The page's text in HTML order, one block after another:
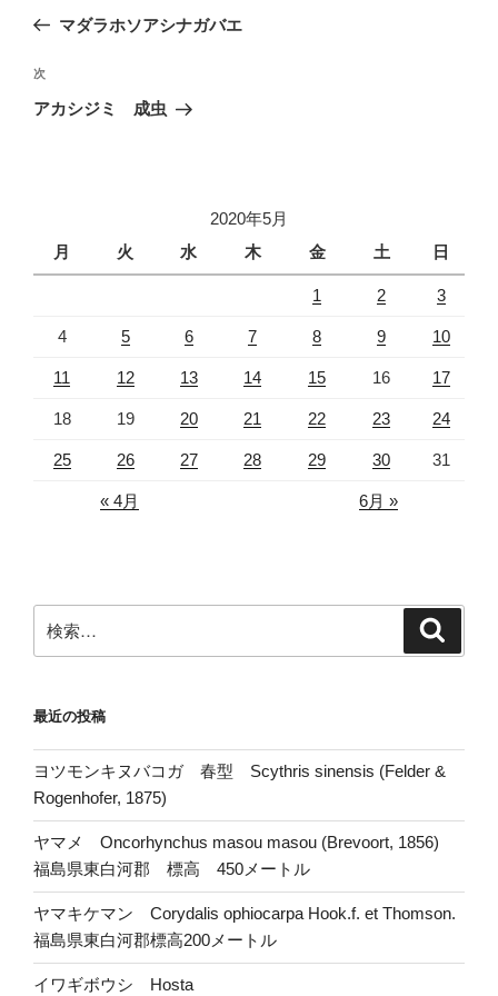
ビ
ゲ
の
稿
マダラホソアシナガバエ
次
の
次
アカシジミ 成虫
2020年5月
月
火 水 木 金 土 日
1 2 3
4 5 6 7 8 9 10
11 12 13 14 15 16 17
18 19 20 21 22 23 24
25 26 27 28 29 30 31
« 4月 6月 »
索:
最近の投稿
ヨツモンキヌバコガ 春型 Scythris sinensis (Felder &
Rogenhofer, 1875)
ヤマメ Oncorhynchus masou masou (Brevoort, 1856)
福島県東白河郡 標高 450メートル
ヤマキケマン Corydalis ophiocarpa Hook.f. et Thomson.
福島県東白河郡標高200メートル
イワギボウシ Hosta